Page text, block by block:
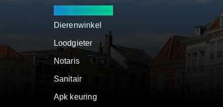
Dierenwinkel
Loodgieter
Notaris
Sanitair
Apk keuring